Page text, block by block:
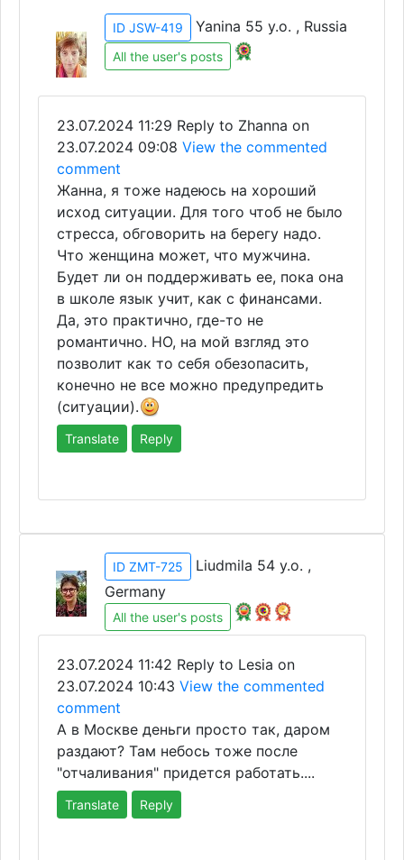
ID JSW-419 Yanina 55 y.o. , Russia
All the user's posts
23.07.2024 11:29 Reply to Zhanna on
23.07.2024 09:08 View the commented
comment
Жанна, я тоже надеюсь на хороший
исход ситуации. Для того чтоб не было
стресса, обговорить на берегу надо.
Что женщина может, что мужчина.
Будет ли он поддерживать ее, пока она
в школе язык учит, как с финансами.
Да, это практично, где-то не
романтично. НО, на мой взгляд это
позволит как то себя обезопасить,
конечно не все можно предупредить
(ситуации).
Translate Reply
ID ZMT-725
Liudmila 54 y.o. ,
Germany
All the user's posts
23.07.2024 11:42 Reply to Lesia on
23.07.2024 10:43 View the commented
comment
А в Москве деньги просто так, даром
раздают? Там небось тоже после
"отчаливания" придется работать....
Translate Reply